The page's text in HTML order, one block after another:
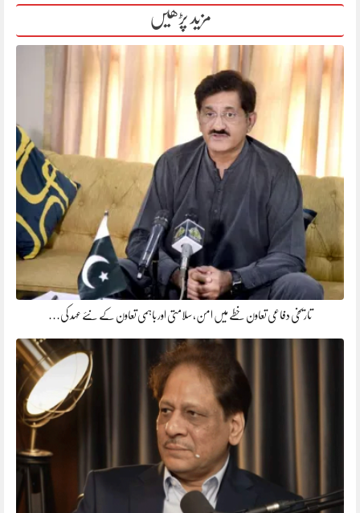
مزید پڑھیں
تاریخی دفاعی تعاون خطے میں امن، سلامتی اور باہمی تعاون کے نئے عہد کی…